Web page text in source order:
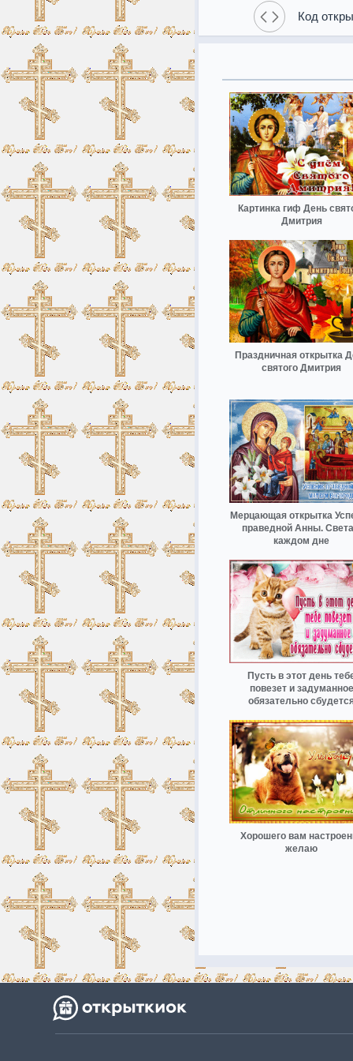
Код
Картинка гиф День
Дмитрия
Праздничная открытка
святого Дмитрия
Мерцающая открытка
праведной Анны.
каждом дне
Пусть в этот день
повезет и задуманное
обязательно
Хорошего вам
желаю